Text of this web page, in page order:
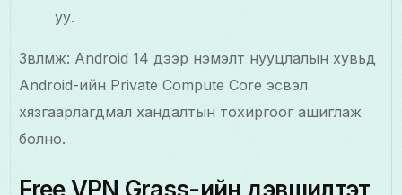
уу.
Зөвлөмж: Android 14 дээр нэмэлт нууцлалын хувьд
Android-ийн Private Compute Core эсвэл
хязгаарлагдмал хандалтын тохиргоог ашиглаж
болно.
Free VPN Grass-ийн дэвшилтэт